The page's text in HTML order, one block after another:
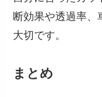
断効果や透過率
大切です。
まとめ